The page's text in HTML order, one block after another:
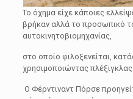
Το όχημα είχε κάποιες
βρήκαν αλλά το προσωπικό
αυτοκινητοβιομηχανίας,
στο οποίο φιλοξενείται,
χρησιμοποιώντας
Ο Φέρντιναντ Πόρσε